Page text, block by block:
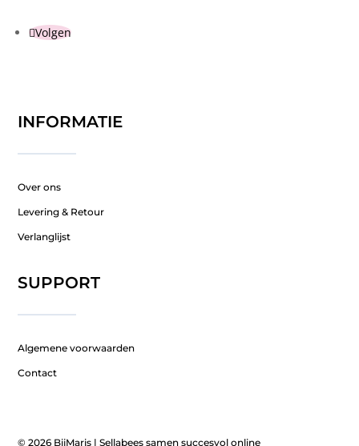
Volgen
INFORMATIE
Over ons
Levering & Retour
Verlanglijst
SUPPORT
Algemene voorwaarden
Contact
© 2026 BijMaris |Sellabees samen succesvol online